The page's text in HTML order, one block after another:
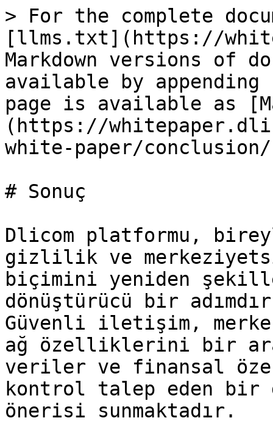
> For the complete
[llms.txt](https://
Markdown versions of
available by
page is available as
(https://
white-paper/conclusion/
# Sonuç
Dlicom platformu,
gizlilik ve
biçimini yeniden
dönüştürücü bir
Güvenli iletişim,
ağ özelliklerini bir
veriler ve finansal
kontrol talep eden bir
önerisi sunmaktadır.